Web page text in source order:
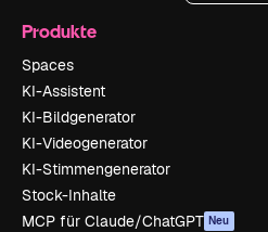
Produkte
Spaces
KI-Assistent
KI-Bildgenerator
KI-Videogenerator
KI-Stimmengenerator
Stock-Inhalte
MCP für Claude/ChatGPT Neu